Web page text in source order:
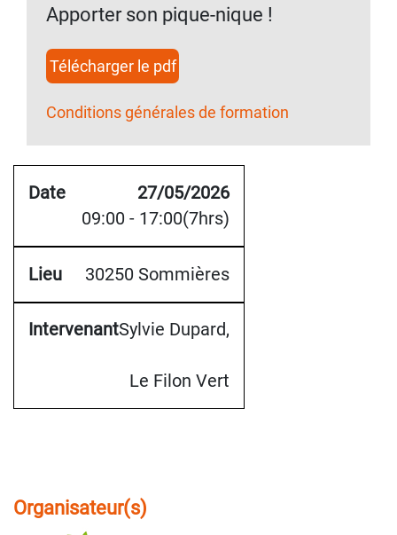
Apporter son pique-nique !
Télécharger le pdf
Conditions générales de formation
27/05/2026
09:00 - 17:00(7hrs)
30250 Sommières
Sylvie Dupard,
Le Filon Vert
Organisateur(s)